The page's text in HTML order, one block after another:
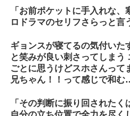
「お前ポケットに手入れな
ロドラマのセリフさらっと言
ギョンスが寝てるの気付いた
と笑みが良い刺さってしまう
ごとに思うけどスホさんって
兄ちゃん！！って感じで和む
「その判断に振り回された